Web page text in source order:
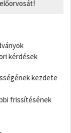
kérdések
kezdete
frissítésének